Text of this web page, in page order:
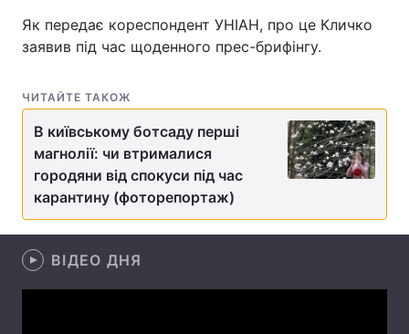
Лайт
Зброя Інциденти
Здоров'я
Цікавинки Погода
Екологія Регіони
Лонгріди
Відео з Youtube
Як передає кореспондент УНІАН, про це Кличко
заявив під час щоденного прес-брифінгу.
ЧИТАЙТЕ ТАКОЖ
В київському ботсаду перші
магнолії: чи втрималися
городяни від спокуси під час
карантину (фоторепортаж)
ВІДЕО ДНЯ